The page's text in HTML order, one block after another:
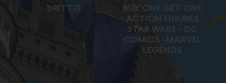
BRITTO
BUY ONE GET ONE
ACTION FIGURES
STAR WARS - DC
COMICS -MARVEL
LEGENDS